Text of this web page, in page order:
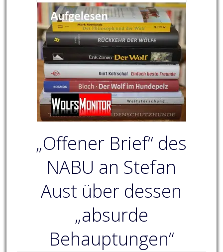
„Offener Brief“ des
NABU an Stefan
Aust über dessen
„absurde
Behauptungen“